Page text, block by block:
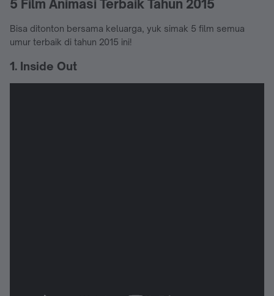
5 Film Animasi Terbaik Tahun 2015
Bisa ditonton bersama keluarga, yuk simak 5 film semua
umur terbaik di tahun 2015 ini!
1. Inside Out